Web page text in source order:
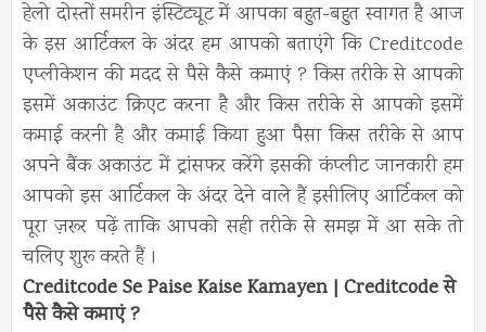
हेलो दोस्तों समरीन इंस्टिट्यूट में आपका बहुत-बहुत स्वागत है आज
के इस आर्टिकल के अंदर हम आपको बताएंगे कि Creditcode
एप्लीकेशन की मदद से पैसे कैसे कमाएं ? किस तरीके से आपको
इसमें अकाउंट क्रिएट करना है और किस तरीके से आपको इसमें
कमाई करनी है और कमाई किया हुआ पैसा किस तरीके से आप
अपने बैंक अकाउंट में ट्रांसफर करेंगे इसकी कंप्लीट जानकारी हम
आपको इस आर्टिकल के अंदर देने वाले हैं इसीलिए आर्टिकल को
पूरा ज़रूर पढ़ें ताकि आपको सही तरीके से समझ में आ सके तो
चलिए शुरू करते हैं ।
Creditcode Se Paise Kaise Kamayen | Creditcode से
पैसे कैसे कमाएं ?